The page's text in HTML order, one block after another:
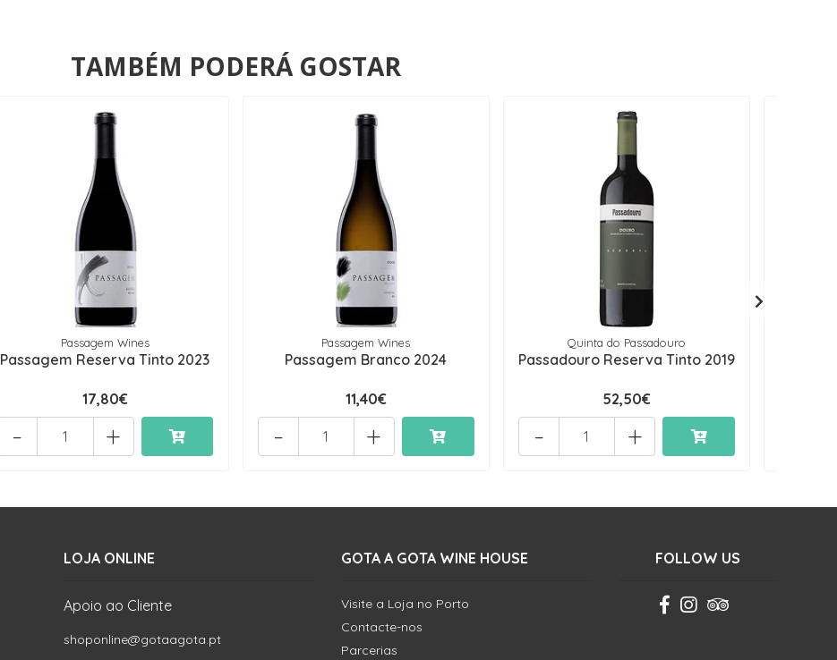
TAMBÉM PODERÁ GOSTAR
Passagem Wines
Passagem Reserva Tinto 2023
17,80€
+
-
Passagem Wines
Passagem Branco 2024
11,40€
+
-
Quinta do Passadouro
Passadouro Reserva Tinto 2019
52,50€
+
-
LOJA ONLINE
Apoio ao Cliente
shoponline@gotaagota.pt
GOTA A GOTA WINE HOUSE
Visite a Loja no Porto
Contacte-nos
Parcerias
FOLLOW US